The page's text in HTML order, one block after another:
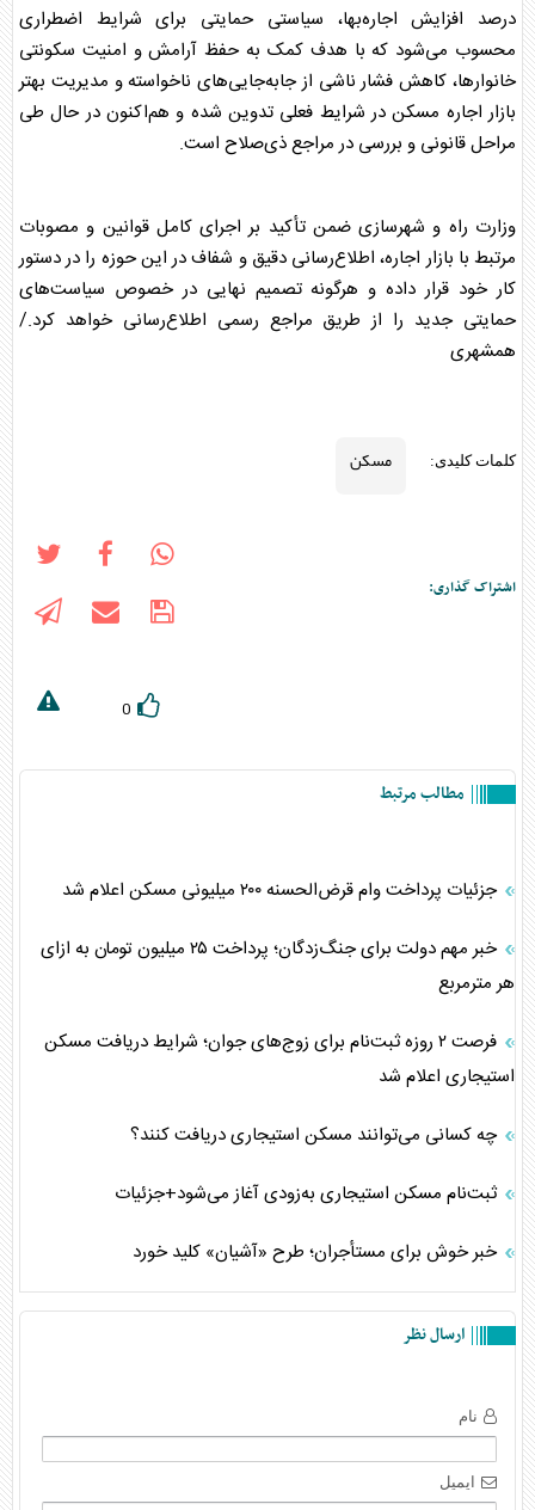
درصد افزایش اجاره‌بها، سیاستی حمایتی برای شرایط اضطراری
محسوب می‌شود که با هدف کمک به حفظ آرامش و امنیت سکونتی
خانوارها، کاهش فشار ناشی از جابه‌جایی‌های ناخواسته و مدیریت بهتر
بازار اجاره مسکندر شرایط فعلی تدوین شده و هم‌اکنون در حال طی
مراحل قانونی و بررسی در مراجع ذی‌صلاح است.
وزارت راه و شهرسازی ضمن تأکید بر اجرای کامل قوانین و مصوبات
مرتبط با بازار اجاره، اطلاع‌رسانی دقیق و شفاف در این حوزه را در دستور
کار خود قرار داده و هرگونه تصمیم نهایی در خصوص سیاست‌های
حمایتی جدید را از طریق مراجع رسمی اطلاع‌رسانی خواهد کرد./
همشهری
کلمات کلیدی: مسکن
اشتراک گذاری:
0
مطالب مرتبط
جزئیات پرداخت وام قرض‌الحسنه ۲۰۰ میلیونی مسکن اعلام شد
خبر مهم دولت برای جنگ‌زدگان؛ پرداخت ۲۵ میلیون تومان به ازای
هر مترمربع
فرصت ۲ روزه ثبت‌نام برای زوج‌های جوان؛ شرایط دریافت مسکن
استیجاری اعلام شد
چه کسانی می‌توانند مسکن استیجاری دریافت کنند؟
ثبت‌نام مسکن استیجاری به‌زودی آغاز می‌شود+جزئیات
خبر خوش برای مستأجران؛ طرح «آشیان» کلید خورد
ارسال نظر
نام
ایمیل